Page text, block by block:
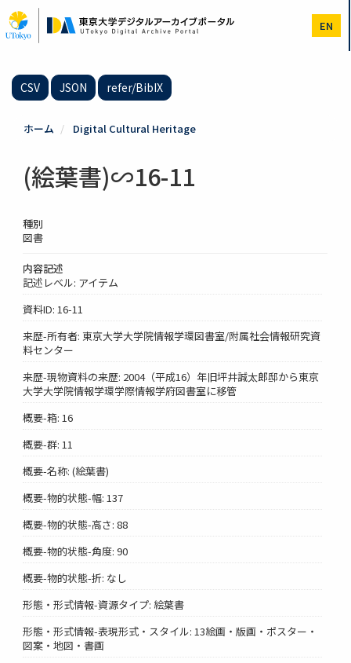
イ
ン
EN
CSV JSON refer/BibIX
ホーム Digital Cultural Heritage
(絵葉書)∽16-11
種別
図書
内容記述
記述レベル: アイテム
資料ID: 16-11
来歴-所有者: 東京大学大学院情報学環図書室/附属社会情報研究資
料センター
来歴-現物資料の来歴: 2004（平成16）年旧坪井誠太郎邸から東京
大学大学院情報学環学際情報学府図書室に移管
概要-箱: 16
概要-群: 11
概要-名称: (絵葉書)
概要-物的状態-幅: 137
概要-物的状態-高さ: 88
概要-物的状態-角度: 90
概要-物的状態-折: なし
形態・形式情報-資源タイプ: 絵葉書
形態・形式情報-表現形式・スタイル: 13絵画・版画・ポスター・
図案・地図・書画